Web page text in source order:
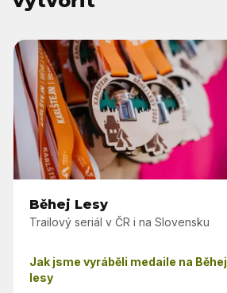
Běhej Lesy
Trailový seriál v ČR i na Slovensku
Jak jsme vyráběli medaile na Běhej
lesy